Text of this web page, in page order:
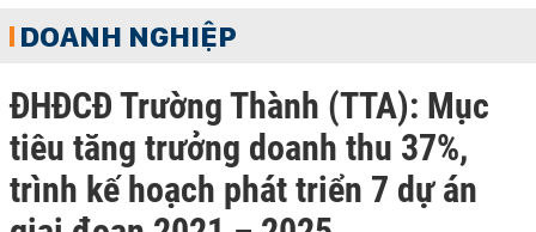
DOANH NGHIỆP
ĐHĐCĐ Trường Thành (TTA): Mục
tiêu tăng trưởng doanh thu 37%,
trình kế hoạch phát triển 7 dự án